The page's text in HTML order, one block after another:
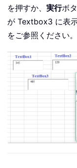
を押すか、 実行ボ
が Textbox3 に表
をご参照ください。